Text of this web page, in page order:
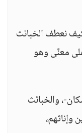
نعطف الخبائث
معنًى وهو
، والخبائث